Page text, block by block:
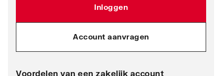
Inloggen
Account aanvragen
Voordelen van een zakelijk account